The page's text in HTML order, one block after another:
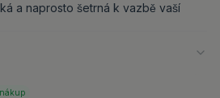
a naprosto šetrná k vazbě vaší